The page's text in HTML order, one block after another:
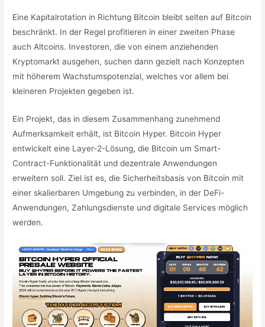
Eine Kapitalrotation in Richtung Bitcoin bleibt selten auf Bitcoin
beschränkt. In der Regel profitieren in einer zweiten Phase
auch Altcoins. Investoren, die von einem anziehenden
Kryptomarkt ausgehen, suchen dann gezielt nach Konzepten
mit höherem Wachstumspotenzial, welches vor allem bei
kleineren Projekten gegeben ist.
Ein Projekt, das in diesem Zusammenhang zunehmend
Aufmerksamkeit erhält, ist Bitcoin Hyper. Bitcoin Hyper
entwickelt eine Layer-2-Lösung, die Bitcoin um Smart-
Contract-Funktionalität und dezentrale Anwendungen
erweitern soll. Ziel ist es, die Sicherheitsbasis von Bitcoin mit
einer skalierbaren Umgebung zu verbinden, in der DeFi-
Anwendungen, Zahlungsdienste und digitale Services möglich
werden.